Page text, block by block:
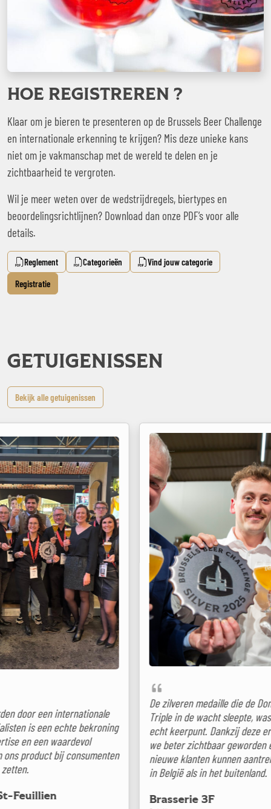
HOE REGISTREREN ?
Klaar om je bieren te presenteren op de Brussels Beer Challenge
en internationale erkenning te krijgen? Mis deze unieke kans
niet om je vakmanschap met de wereld te delen en je
zichtbaarheid te vergroten.
Wil je meer weten over de wedstrijdregels, biertypes en
beoordelingsrichtlijnen? Download dan onze PDF’s voor alle
details.
Reglement Categorieën
Vind jouw categorie
Registratie
GETUIGENISSEN
Bekijk alle getuigenissen
De zilveren medaille die de Dominicains
Triple in de wacht sleepte, was voor ons een
echt keerpunt. Dankzij deze erkenning zijn
we beter zichtbaar geworden en hebben we
nieuwe klanten kunnen aantrekken, zowel
in België als in het buitenland.